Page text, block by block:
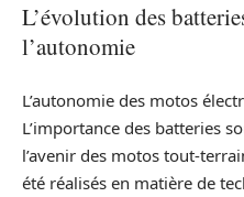
L’évolution des
l’autonomie
L’autonomie des motos
L’importance des batteries
l’avenir des motos tout-
été réalisés en matière de